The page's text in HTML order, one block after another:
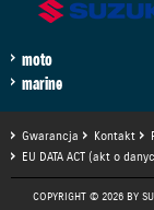
moto
marine
Gwarancja Kontakt
EU DATA ACT (akt o
COPYRIGHT © 2026 BY